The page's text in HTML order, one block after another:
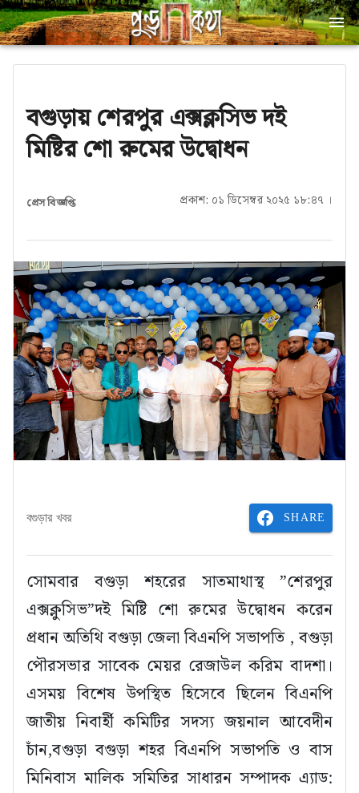
বগুড়ায় শেরপুর এক্সক্লসিভ দই
মিষ্টির শো রুমের উদ্বোধন
প্রেস বিজ্ঞপ্তি প্রকাশ: ০১ ডিসেম্বর ২০২৫ ১৮:৪৭ ।
বগুড়ার খবর SHARE
সোমবার বগুড়া শহরের সাতমাথাস্থ ”শেরপুর
এক্সক্লুসিভ”দই মিষ্টি শো রুমের উদ্বোধন করেন
প্রধান অতিথি বগুড়া জেলা বিএনপি সভাপতি , বগুড়া
পৌরসভার সাবেক মেয়র রেজাউল করিম বাদশা।
এসময় বিশেষ উপস্থিত হিসেবে ছিলেন বিএনপি
জাতীয় নিবার্হী কমিটির সদস্য জয়নাল আবেদীন
চাঁন,বগুড়া বগুড়া শহর বিএনপি সভাপতি ও বাস
মিনিবাস মালিক সমিতির সাধারন সম্পাদক এ্যাড: